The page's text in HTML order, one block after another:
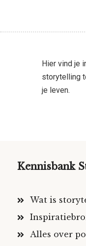
Hier vind je
storytelling
je leven.
Kennisbank
Wat is
Alles over